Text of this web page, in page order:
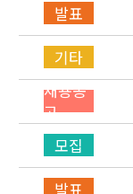
발표
기타
채용공
고
모집
발표